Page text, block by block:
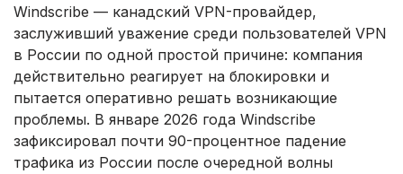
Windscribe — канадский VPN-провайдер,
заслуживший уважение среди пользователей VPN
в России по одной простой причине: компания
действительно реагирует на блокировки и
пытается оперативно решать возникающие
проблемы. В январе 2026 года Windscribe
зафиксировал почти 90-процентное падение
трафика из России после очередной волны